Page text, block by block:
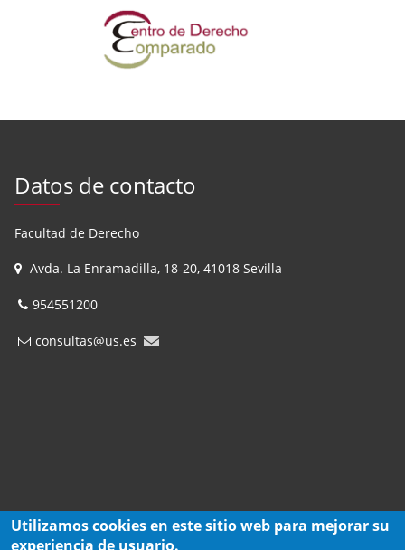
Datos de contacto
Facultad de Derecho
Avda. La Enramadilla, 18-20, 41018 Sevilla
954551200
consultas@us.es
Utilizamos cookies en este sitio web para mejorar su
experiencia de usuario.